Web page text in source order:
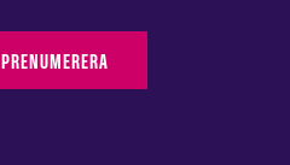
PRENUMERERA